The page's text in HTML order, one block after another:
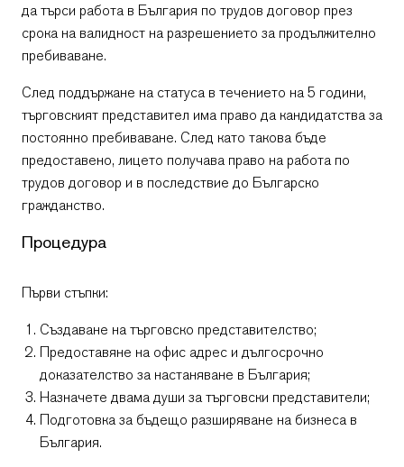
да търси работа в България по трудов договор през
срока на валидност на разрешението за продължително
пребиваване.
След поддържане на статуса в течението на 5 години,
търговският представител има право да кандидатства за
постоянно пребиваване. След като такова бъде
предоставено, лицето получава право на работа по
трудов договор и в последствие до Българско
гражданство.
Процедура
Първи стъпки:
Създаване на търговско представителство;
Предоставяне на офис адрес и дългосрочно
доказателство за настаняване в България;
Назначете двама души за търговски представители;
Подготовка за бъдещо разширяване на бизнеса в
България.